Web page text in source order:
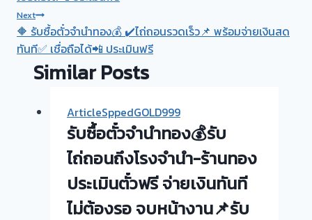
Next
🔶 รับซื้อตั๋วจำนำทอง💰 ✔️ไถ่ถอนรวดเร็ว📌 พร้อมจ่ายเงินสด
ทันที✅ เชื่อถือได้📲 ประเมินฟรี
Similar Posts
ArticleSppedGOLD999
รับซื้อตั๋วจำนำทอง💰รับ
ไถ่ถอนถึงโรงจำนำ-ร้านทอง
ประเมินตั๋วฟรี จ่ายเงินทันที
ไม่ต้องรอ จบหน้างาน📌รับ